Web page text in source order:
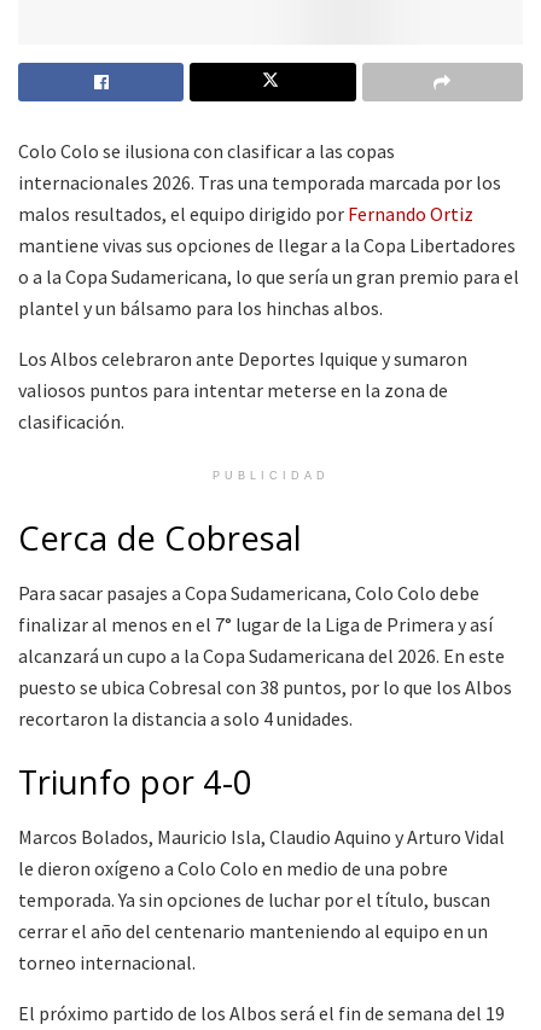
Colo Colo se ilusiona con clasificar a las copas
internacionales 2026. Tras una temporada marcada por los
malos resultados, el equipo dirigido por Fernando Ortiz
mantiene vivas sus opciones de llegar a la Copa Libertadores
o a la Copa Sudamericana, lo que sería un gran premio para el
plantel y un bálsamo para los hinchas albos.
Los Albos celebraron ante Deportes Iquique y sumaron
valiosos puntos para intentar meterse en la zona de
clasificación.
PUBLICIDAD
Cerca de Cobresal
Para sacar pasajes a Copa Sudamericana, Colo Colo debe
finalizar al menos en el 7° lugar de la Liga de Primera y así
alcanzará un cupo a la Copa Sudamericana del 2026. En este
puesto se ubica Cobresal con 38 puntos, por lo que los Albos
recortaron la distancia a solo 4 unidades.
Triunfo por 4-0
Marcos Bolados, Mauricio Isla, Claudio Aquino y Arturo Vidal
le dieron oxígeno a Colo Colo en medio de una pobre
temporada. Ya sin opciones de luchar por el título, buscan
cerrar el año del centenario manteniendo al equipo en un
torneo internacional.
El próximo partido de los Albos será el fin de semana del 19